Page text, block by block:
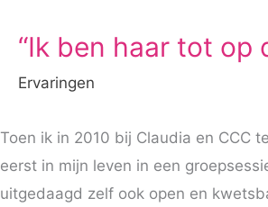
“Ik ben haar tot op
Ervaringen
Toen ik in 2010 bij Claudia en CCC
eerst in mijn leven in een
uitgedaagd zelf ook open en